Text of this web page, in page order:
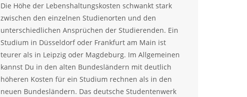
Die Höhe der Lebenshaltungskosten schwankt stark
zwischen den einzelnen Studienorten und den
unterschiedlichen Ansprüchen der Studierenden. Ein
Studium in Düsseldorf oder Frankfurt am Main ist
teurer als in Leipzig oder Magdeburg. Im Allgemeinen
kannst Du in den alten Bundesländern mit deutlich
höheren Kosten für ein Studium rechnen als in den
neuen Bundesländern. Das deutsche Studentenwerk